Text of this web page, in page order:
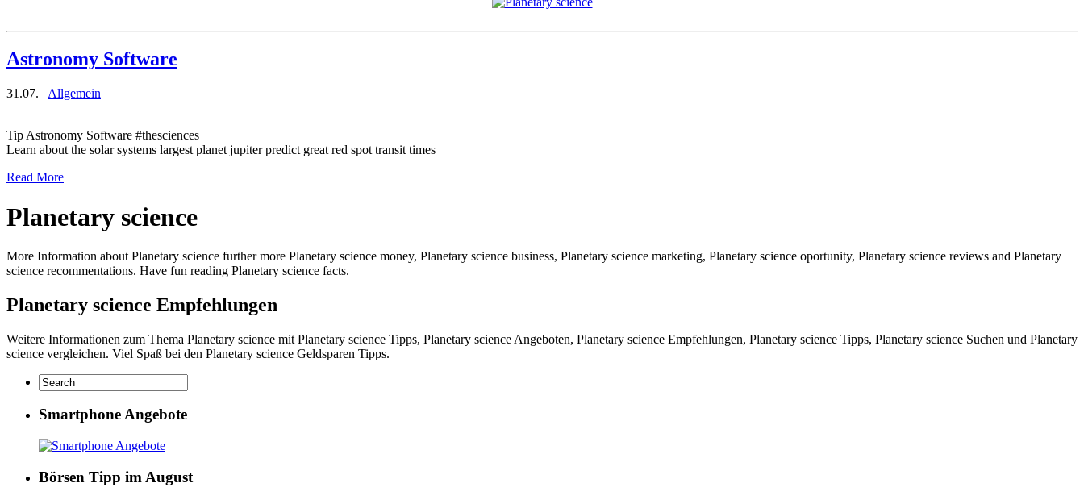
Astronomy Software
31.07. Allgemein
Tip Astronomy Software #thesciences
Learn about the solar systems largest planet jupiter predict great red spot transit times
Read More
Planetary science
More Information about Planetary science further more Planetary science money, Planetary science business, Planetary science marketing, Planetary science oportunity, Planetary science reviews and Planetary
science recommentations. Have fun reading Planetary science facts.
Planetary science Empfehlungen
Weitere Informationen zum Thema Planetary science mit Planetary science Tipps, Planetary science Angeboten, Planetary science Empfehlungen, Planetary science Tipps, Planetary science Suchen und Planetary
science vergleichen. Viel Spaß bei den Planetary science Geldsparen Tipps.
Smartphone Angebote
Börsen Tipp im August